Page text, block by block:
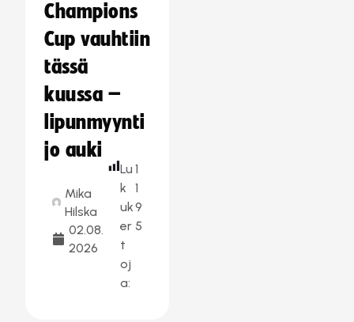
Champions
Cup vauhtiin
tässä
kuussa –
lipunmyynti
jo auki
Mika
Hilska
02.08.
2026
Lu
k
uk
er
t
oj
a:
1
1
9
5